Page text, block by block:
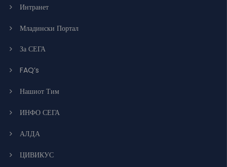
Интранет
Младински Портал
За СЕГА
FAQ’s
Нашиот Тим
ИНФО СЕГА
АЛДА
ЦИВИКУС